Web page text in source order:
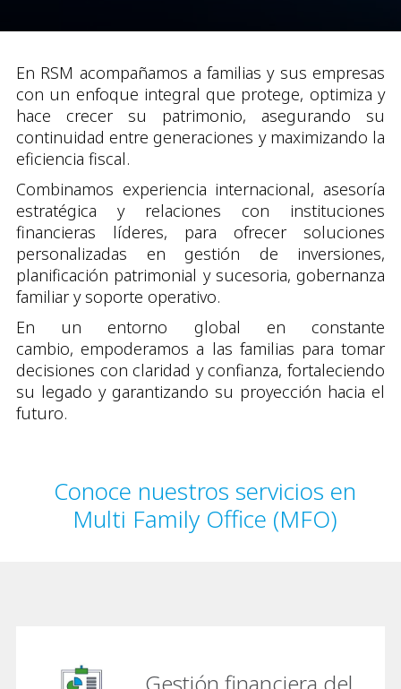
En RSM acompañamos a familias y sus empresas
con un enfoque integral que protege, optimiza y
hace crecer su patrimonio, asegurando su
continuidad entre generaciones y maximizando la
eficiencia fiscal.
Combinamos experiencia internacional, asesoría
estratégica y relaciones con instituciones
financieras líderes, para ofrecer soluciones
personalizadas en gestión de inversiones,
planificación patrimonial y sucesoria, gobernanza
familiar y soporte operativo.
En un entorno global en constante
cambio, empoderamos a las familias para tomar
decisiones con claridad y confianza, fortaleciendo
su legado y garantizando su proyección hacia el
futuro.
Conoce nuestros servicios en
Multi Family Office (MFO)
Gestión financiera del